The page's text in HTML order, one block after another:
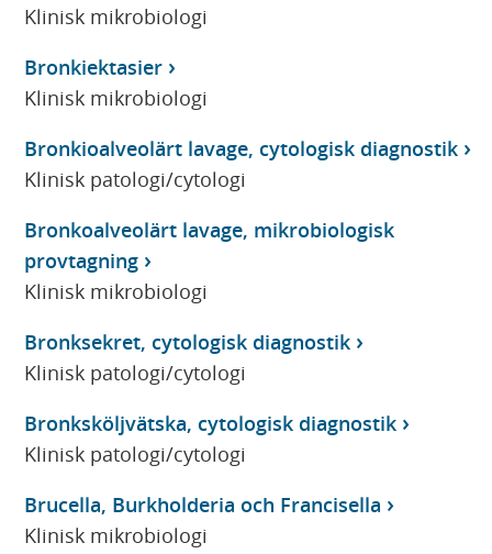
Klinisk mikrobiologi
Bronkiektasier
Klinisk mikrobiologi
Bronkioalveolärt lavage, cytologisk diagnostik
Klinisk patologi/cytologi
Bronkoalveolärt lavage, mikrobiologisk
provtagning
Klinisk mikrobiologi
Bronksekret, cytologisk diagnostik
Klinisk patologi/cytologi
Bronksköljvätska, cytologisk diagnostik
Klinisk patologi/cytologi
Brucella, Burkholderia och Francisella
Klinisk mikrobiologi